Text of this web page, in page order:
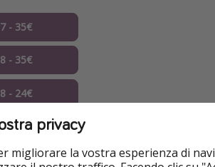
- 35€
- 35€
- 24€
- 24€
- 21€
privacy
migliorare la vostra esperienza di